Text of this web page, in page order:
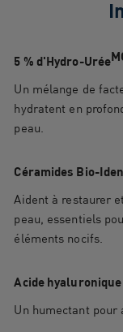
5 % d'Hydro-Urée
Un mélange de
hydratent en
peau.
Céramides Bio-
Aident à restaurer
peau, essentiels
éléments nocifs.
Acide hyaluronique
Un humectant pour